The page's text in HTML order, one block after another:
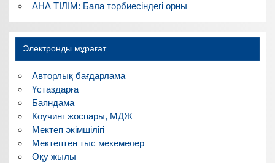
АНА ТІЛІМ: Бала тәрбиесіндегі орны
Электронды мұрағат
Авторлық бағдарлама
Ұстаздарға
Баяндама
Коучинг жоспары, МДЖ
Мектеп әкімшілігі
Мектептен тыс мекемелер
Оқу жылы